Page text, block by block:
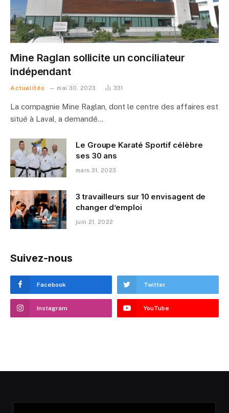
Mine Raglan sollicite un conciliateur
indépendant
Actualités mai 30, 2023 331
La compagnie Mine Raglan, dont le centre des affaires est
situé à Laval, a demandé…
Le Groupe Karaté Sportif célèbre
ses 30 ans
mars 31, 2023
3 travailleurs sur 10 envisagent de
changer d’emploi
juin 21, 2022
Suivez-nous
Facebook Twitter
Instagram YouTube